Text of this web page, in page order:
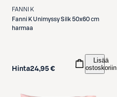
FANNI K
Fanni KUnimyssy Silk 50x60 cm
harmaa
Hinta24,95 €
Lisää
ostoskoriin